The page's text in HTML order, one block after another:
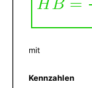
mit
Kennzahlen